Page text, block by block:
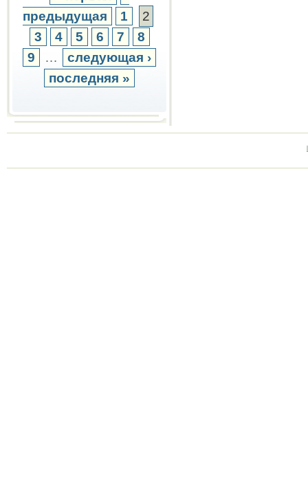
предыдущая
1
2
3
4 5 6 7
8
9
…
следующая ›
последняя »